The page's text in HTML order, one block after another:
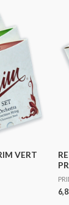
VERT